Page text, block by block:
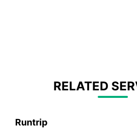
RELATED
Runtrip